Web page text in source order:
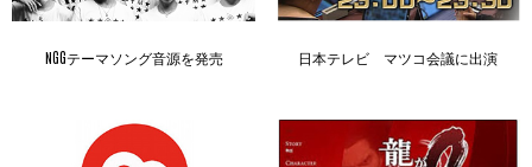
NGGテーマソング音源を発売 日本テレビ マツコ会議に出演